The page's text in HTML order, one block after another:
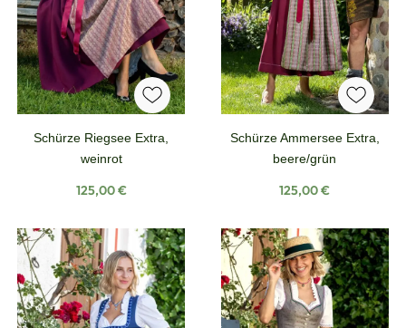
Schürze Riegsee Extra,
weinrot
Regulärer Preis:
125,00 €
Schürze Ammersee Extra,
beere/grün
Regulärer Preis:
125,00 €